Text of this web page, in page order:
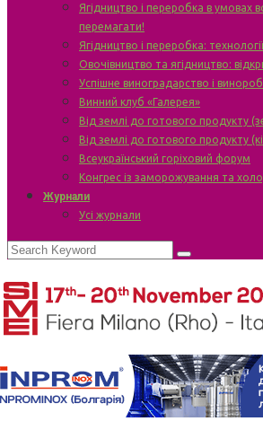
Ягідництво і переробка в умовах
перемагати!
Ягідництво і переробка:
Овочівництво та ягідництво:
Успішне виноградарство і
Винний клуб «Галерея»
Від землі до готового продукту
Від землі до готового продукту
Всеукраїнський горіховий форум
Конгрес із заморожування та
Журнали
Усі журнали